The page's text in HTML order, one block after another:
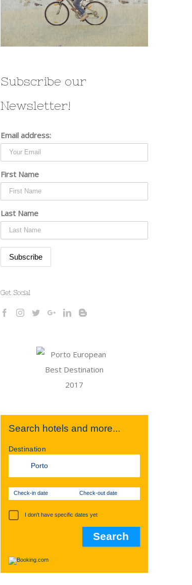
Subscribe our
Newsletter!
Email address:
First Name
Last Name
Get Social
Search hotels and more...
Destination
Check-in date Check-out date
I don't have specific dates yet